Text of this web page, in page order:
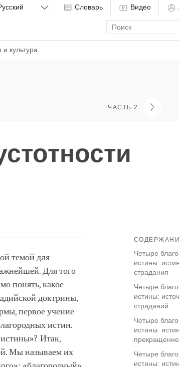
и культура
Словарь Видео
Enter
search
term
ЧАСТЬ 2
Четыре
истины:
страдания
Четыре
истины:
страданий
Четыре
истины:
Четыре
истины:
темой для
Для того
понять, какое
доктрины,
первое учение
истин.
Итак,
Мы называем их